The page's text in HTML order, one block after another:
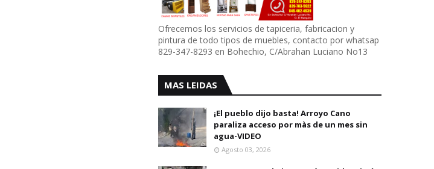
Ofrecemos los servicios de tapiceria, fabricacion y
pintura de todo tipos de muebles, contacto por whatsap
829-347-8293 en Bohechio, C/Abrahan Luciano No13
MAS LEIDAS
¡El pueblo dijo basta! Arroyo Cano
paraliza acceso por màs de un mes sin
agua-VIDEO
Agosto 03, 2026